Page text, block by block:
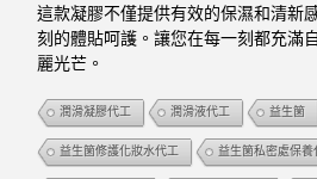
這款凝膠不僅提供有效的保濕和清新
刻的體貼呵護。讓您在每一刻都充滿
麗光芒。
潤滑凝膠代工 潤滑液代工 益生箘
益生箘修護化妝水代工 益生箘私密處保養